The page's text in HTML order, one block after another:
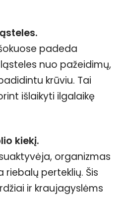
padeda
nuo pažeidimų,
krūviu. Tai
išlaikyti ilgalaikę
kiekį.
organizmas
perteklių. Šis
ir kraujagyslėms